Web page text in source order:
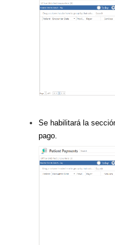
Se habilitará la
pago.